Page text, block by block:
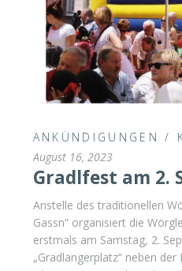
ANKÜNDIGUNGEN /
August 16, 2023
Gradlfest am 2.
Anstelle des traditionellen
Gassn“ organisiert die
erstmals am Samstag, 2.
„Gradlangerplatz“ neben